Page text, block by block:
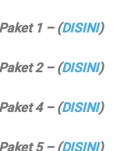
1 – (DISINI)
2 – (DISINI)
4 – (DISINI)
5 – (DISINI)